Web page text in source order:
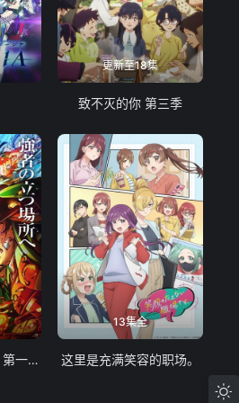
更新至18集
致不灭的你 第三季
鬼灭之刃 无限城篇 第一章 猗窝座再袭
13集全
这里是充满笑容的职场。